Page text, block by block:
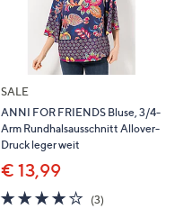
SALE
ANNI FOR FRIENDS Bluse, 3/4-
Arm Rundhalsausschnitt Allover-
Druck leger weit
€ 13,99
4.0
von
(3)